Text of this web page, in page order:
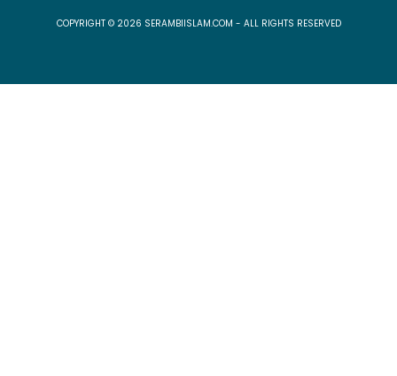
COPYRIGHT © 2026 SERAMBIISLAM.COM - ALL RIGHTS RESERVED